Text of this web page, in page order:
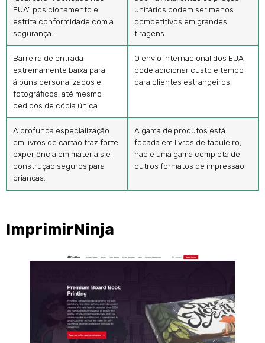
EUA” posicionamento e
estrita conformidade com a
segurança.
unitários podem ser menos
competitivos em grandes
tiragens.
Barreira de entrada
extremamente baixa para
álbuns personalizados e
fotográficos, até mesmo
pedidos de cópia única.
O envio internacional dos EUA
pode adicionar custo e tempo
para clientes estrangeiros.
A profunda especialização
em livros de cartão traz forte
experiência em materiais e
construção seguros para
crianças.
A gama de produtos está
focada em livros de tabuleiro,
não é uma gama completa de
outros formatos de impressão.
ImprimirNinja